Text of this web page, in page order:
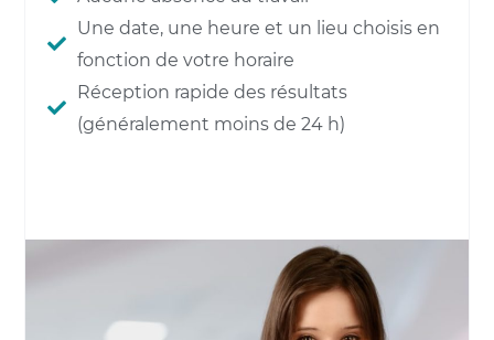
Une date, une heure et un lieu choisis en
fonction de votre horaire
Réception rapide des résultats
(généralement moins de 24 h)